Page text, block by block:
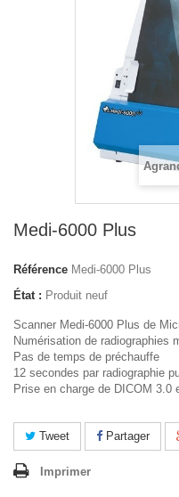
Medi-6000 Plus
Référence Medi-6000 Plus
État : Produit neuf
Scanner Medi-6000 Plus de
Numérisation de radiographies
Pas de temps de préchauffe
12 secondes par radiographie
Prise en charge de DICOM 3.0
Tweet Partager
Imprimer